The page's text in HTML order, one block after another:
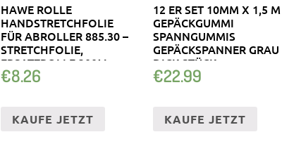
HAWE ROLLE
HANDSTRETCHFOLIE
FÜR ABROLLER 885.30 –
STRETCHFOLIE,
ERSATZROLLE 300M
€8.26
KAUFE JETZT
12 ER SET 10MM X 1,5 M
GEPÄCKGUMMI
SPANNGUMMIS
GEPÄCKSPANNER GRAU
DICK STÜCK
€22.99
KAUFE JETZT